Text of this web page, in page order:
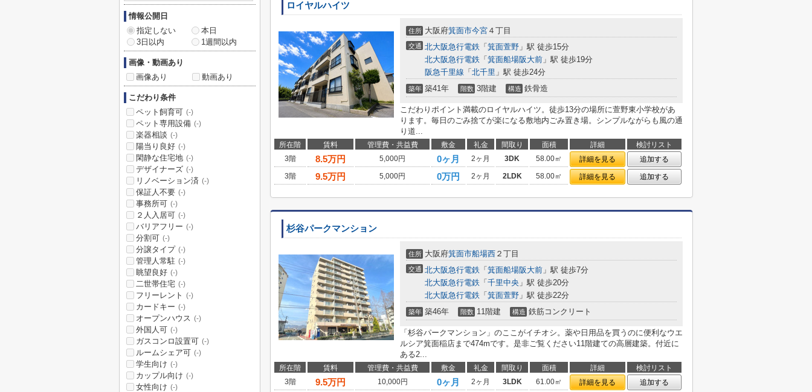
ロイヤルハイツ
住所 大阪府箕面市今宮 ４丁目
交通 北大阪急行電鉄 「 箕面萱野 」駅 徒歩15分
北大阪急行電鉄 「 箕面船場阪大前 」駅 徒歩19分
阪急千里線 「 北千里 」駅 徒歩24分
築年 築41年 階数 3階建 構造 鉄骨造
こだわりポイント満載のロイヤルハイツ。徒歩13分の場所に萱野東小学校があ
ります。毎日のごみ捨てが楽になる敷地内ごみ置き場。シンプルながらも風の通
り道...
所在階 賃料 管理費・共益費 敷金 礼金 間取り 面積 詳細
検討リスト
3階
8.5万円 5,000円 0ヶ月 2ヶ月 3DK 58.00㎡ 詳細を見る
追加する
3階
9.5万円 5,000円 0万円 2ヶ月 2LDK 58.00㎡ 詳細を見る 追加する
杉谷パークマンション
住所 大阪府箕面市船場西 ２丁目
交通 北大阪急行電鉄 「 箕面船場阪大前 」駅 徒歩7分
北大阪急行電鉄 「 千里中央 」駅 徒歩20分
北大阪急行電鉄 「 箕面萱野 」駅 徒歩22分
築年 築46年 階数 11階建 構造 鉄筋コンクリート
「杉谷パークマンション」のここがイチオシ。薬や日用品を買うのに便利なウエ
ルシア箕面稲店まで474mです。是非ご覧ください11階建ての高層建築。付近に
ある2...
所在階 賃料 管理費・共益費 敷金 礼金 間取り 面積 詳細
検討リスト
3階
9.5万円 10,000円 0ヶ月 2ヶ月 3LDK 61.00㎡ 詳細を見る 追加する
情報公開日
指定しない
本日
3日以内
1週間以内
画像・動画あり
画像あり
動画あり
こだわり条件
ペット飼育可 (-)
ペット専用設備 (-)
楽器相談 (-)
陽当り良好 (-)
閑静な住宅地 (-)
デザイナーズ (-)
リノベーション済 (-)
保証人不要 (-)
事務所可 (-)
２人入居可 (-)
バリアフリー (-)
分割可 (-)
分譲タイプ (-)
管理人常駐 (-)
眺望良好 (-)
二世帯住宅 (-)
フリーレント (-)
カードキー (-)
オープンハウス (-)
外国人可 (-)
ガスコンロ設置可 (-)
ルームシェア可 (-)
学生向け (-)
カップル向け (-)
女性向け (-)